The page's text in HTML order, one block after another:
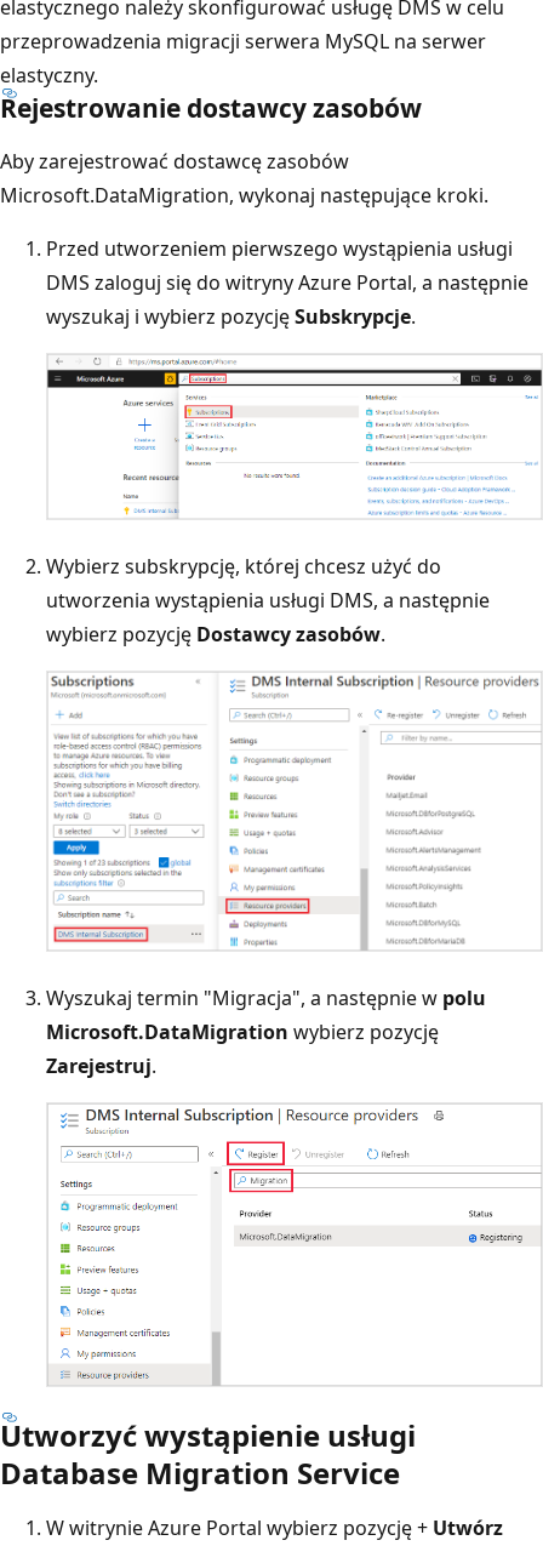
elastycznego należy skonfigurować usługę DMS w celu
przeprowadzenia migracji serwera MySQL na serwer
elastyczny.
Rejestrowanie dostawcy zasobów
Aby zarejestrować dostawcę zasobów
Microsoft.DataMigration, wykonaj następujące kroki.
Przed utworzeniem pierwszego wystąpienia usługi
DMS zaloguj się do witryny Azure Portal, a następnie
wyszukaj i wybierz pozycjęSubskrypcje.
Wybierz subskrypcję, której chcesz użyć do
utworzenia wystąpienia usługi DMS, a następnie
wybierz pozycję Dostawcy zasobów.
Wyszukaj termin "Migracja", a następnie w polu
Microsoft.DataMigration wybierz pozycję
Zarejestruj.
Utworzyć wystąpienie usługi
Database Migration Service
W witrynie Azure Portal wybierz pozycję + Utwórz